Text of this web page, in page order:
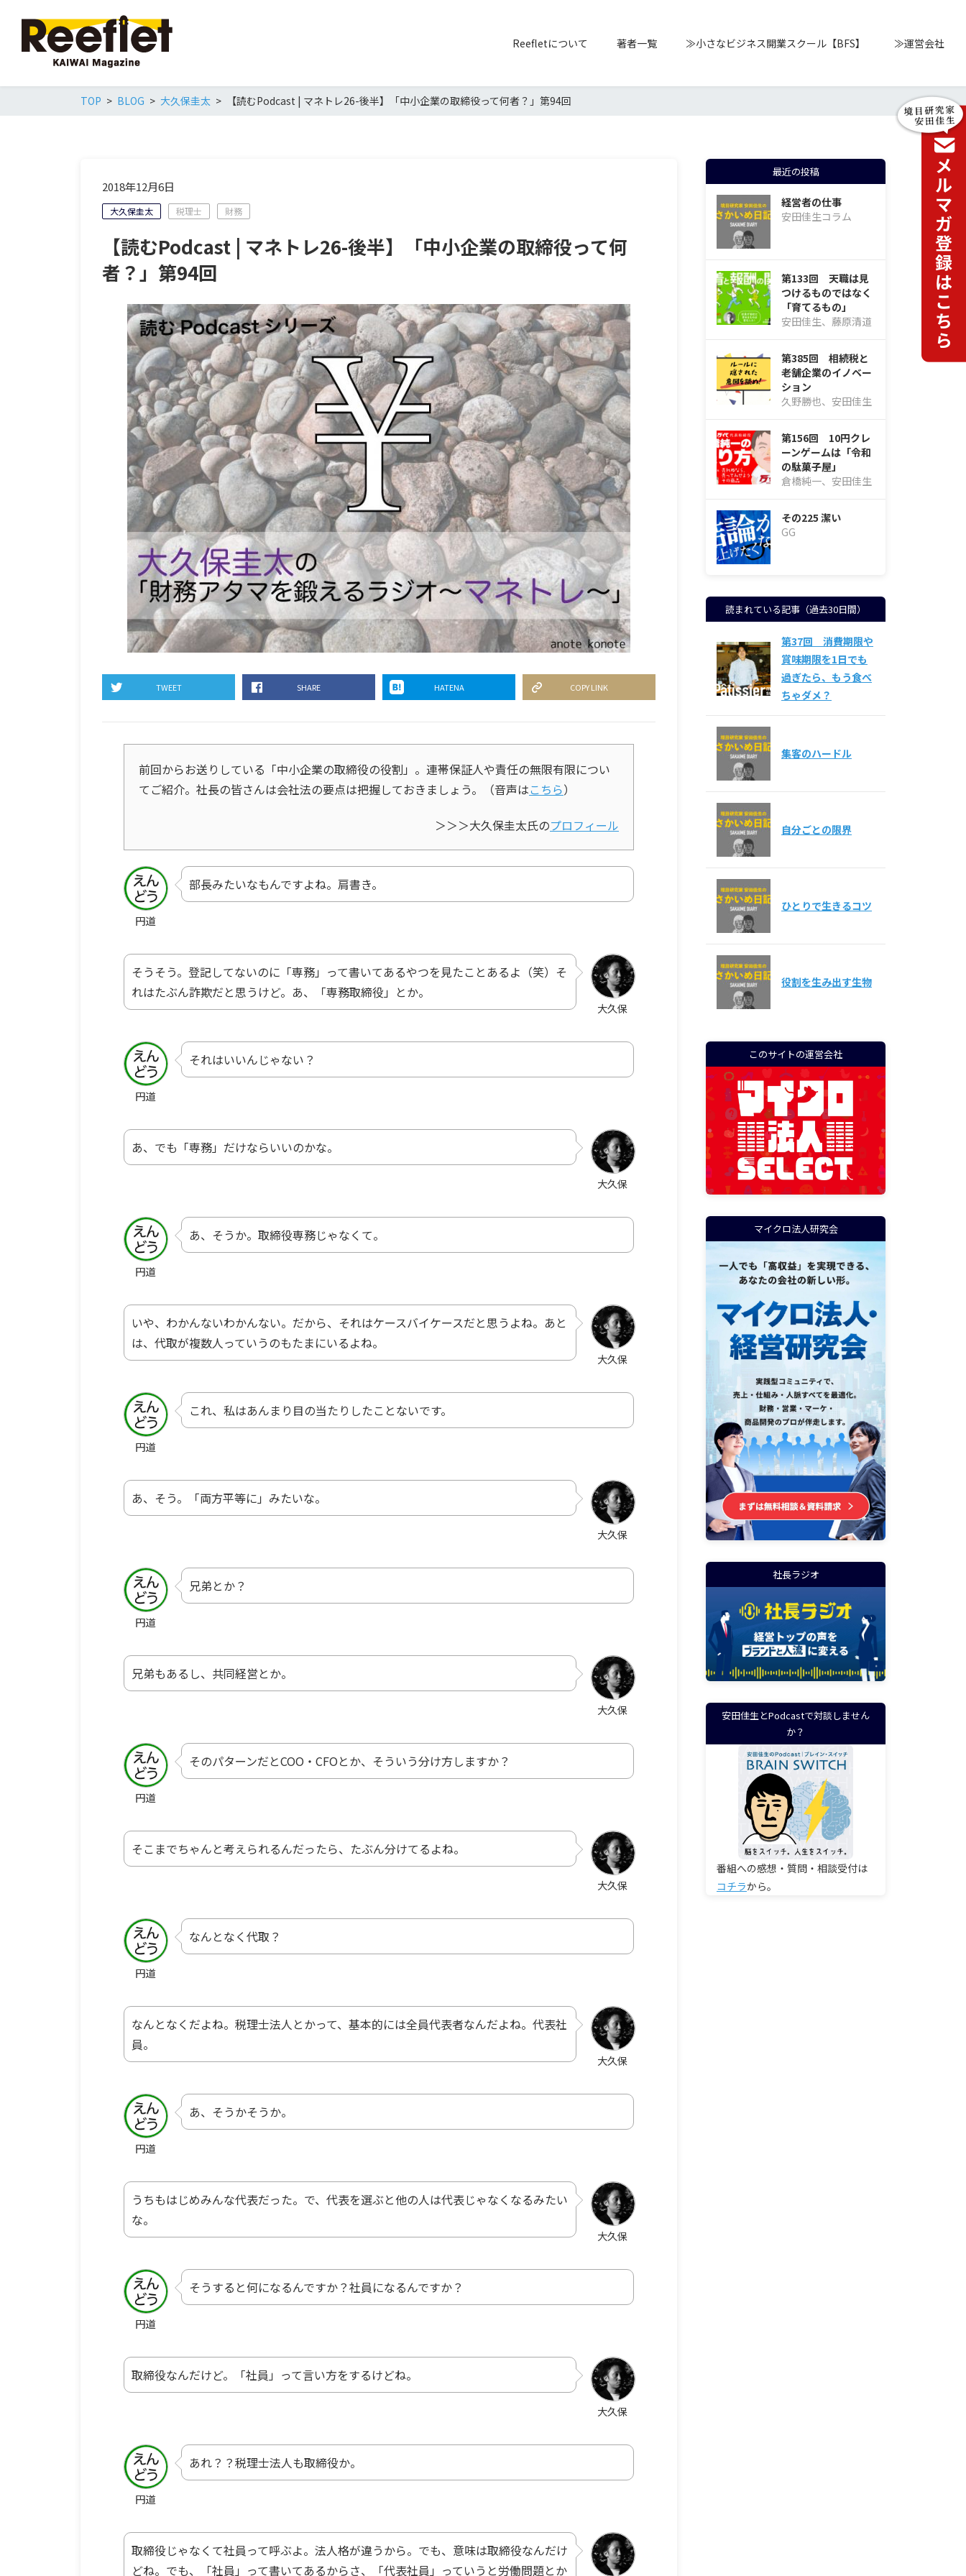
Reefletについて 著者一覧 ≫小さなビジネス開業スクール【BFS】 ≫運営会社
TOP BLOG 大久保圭太 【読むPodcast | マネトレ26-後半】「中小企業の取締役って何者？」第94回
2018年12月6日
大久保圭太 税理士 財務
【読むPodcast | マネトレ26-後半】「中小企業の取締役って何
者？」第94回
TWEET SHARE HATENA COPY LINK
前回からお送りしている「中小企業の取締役の役割」。連帯保証人や責任の無限有限につい
てご紹介。社長の皆さんは会社法の要点は把握しておきましょう。（音声はこちら）
＞＞＞大久保圭太氏のプロフィール
円道
部長みたいなもんですよね。肩書き。
大久保
そうそう。登記してないのに「専務」って書いてあるやつを見たことあるよ（笑）そ
れはたぶん詐欺だと思うけど。あ、「専務取締役」とか。
円道
それはいいんじゃない？
大久保
あ、でも「専務」だけならいいのかな。
円道
あ、そうか。取締役専務じゃなくて。
大久保
いや、わかんないわかんない。だから、それはケースバイケースだと思うよね。あと
は、代取が複数人っていうのもたまにいるよね。
円道
これ、私はあんまり目の当たりしたことないです。
大久保
あ、そう。「両方平等に」みたいな。
円道
兄弟とか？
大久保
兄弟もあるし、共同経営とか。
円道
そのパターンだとCOO・CFOとか、そういう分け方しますか？
大久保
そこまでちゃんと考えられるんだったら、たぶん分けてるよね。
円道
なんとなく代取？
大久保
なんとなくだよね。税理士法人とかって、基本的には全員代表者なんだよね。代表社
員。
円道
あ、そうかそうか。
大久保
うちもはじめみんな代表だった。で、代表を選ぶと他の人は代表じゃなくなるみたい
な。
円道
そうすると何になるんですか？社員になるんですか？
大久保
取締役なんだけど。「社員」って言い方をするけどね。
円道
あれ？？税理士法人も取締役か。
取締役じゃなくて社員って呼ぶよ。法人格が違うから。でも、意味は取締役なんだけ
どね。でも、「社員」って書いてあるからさ、「代表社員」っていうと労働問題とか
最近の投稿
経営者の仕事
安田佳生コラム
第133回 天職は見
つけるものではなく
「育てるもの」
安田佳生、藤原清道
第385回 相続税と
老舗企業のイノベー
ション
久野勝也、安田佳生
第156回 10円クレ
ーンゲームは「令和
の駄菓子屋」
倉橋純一、安田佳生
その225 潔い
GG
読まれている記事（過去30日間）
第37回 消費期限や
賞味期限を1日でも
過ぎたら、もう食べ
ちゃダメ？
集客のハードル
自分ごとの限界
ひとりで生きるコツ
役割を生み出す生物
このサイトの運営会社
マイクロ法人研究会
社長ラジオ
安田佳生とPodcastで対談しません
か？
番組への感想・質問・相談受付は
コチラから。